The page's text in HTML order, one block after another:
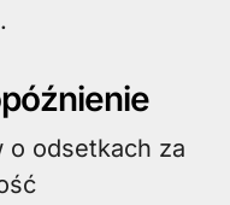
o odsetkach za